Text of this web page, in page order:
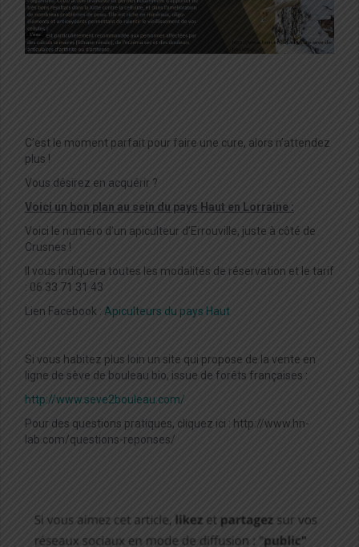
C’est le moment parfait pour faire une cure, alors n’attendez
plus !
Vous désirez en acquérir ?
Voici un bon plan au sein du pays Haut en Lorraine :
Voici le numéro d’un apiculteur d’Errouville, juste à côté de
Crusnes !
Il vous indiquera toutes les modalités de réservation et le tarif
: ‭06 33 71 31 43‬
Lien Facebook : Apiculteurs du pays Haut
Si vous habitez plus loin un site qui propose de la vente en
ligne de sève de bouleau bio, issue de forêts françaises :
http://www.seve2bouleau.com/
Pour des questions pratiques, cliquez ici : http://www.hn-
lab.com/questions-reponses/